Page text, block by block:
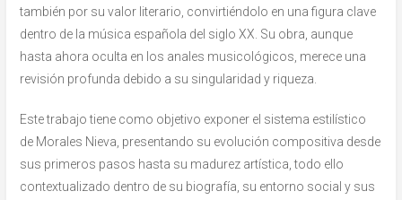
también por su valor literario, convirtiéndolo en una figura clave
dentro de la música española del siglo XX. Su obra, aunque
hasta ahora oculta en los anales musicológicos, merece una
revisión profunda debido a su singularidad y riqueza.
Este trabajo tiene como objetivo exponer el sistema estilístico
de Morales Nieva, presentando su evolución compositiva desde
sus primeros pasos hasta su madurez artística, todo ello
contextualizado dentro de su biografía, su entorno social y sus